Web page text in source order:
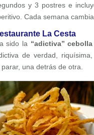
y 3 postres e
Cada semana
La Cesta
sido la “adictiva”
de verdad,
una detrás de otra.